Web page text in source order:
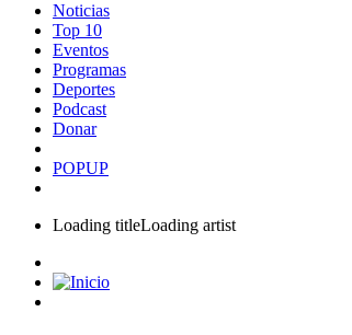
Noticias
Top 10
Eventos
Programas
Deportes
Podcast
Donar
POPUP
Loading titleLoading artist